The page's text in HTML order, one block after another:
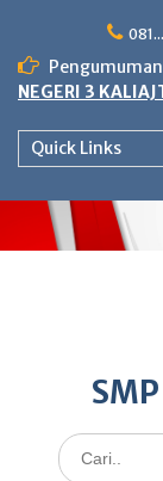
content
NEGERI 3
Quick Links
Search
for: